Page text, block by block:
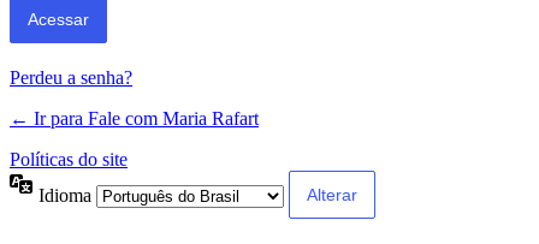
Perdeu a senha?
← Ir para Fale com Maria Rafart
Políticas do site
Idioma